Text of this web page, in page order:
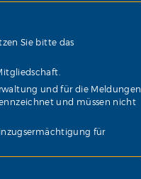
Sie bitte das
und für die Meldungen
und müssen nicht
für